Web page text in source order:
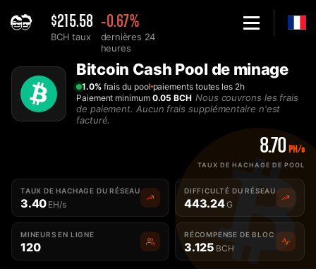
$215.58
BCH taux
-0.67%
dernières 24
heures
Meilleure Pool de minage Bitcoin Cash BCH - 2Miners
Bitcoin Cash Pool de minage
1.0%frais du pool paiements toutes les 2h
Paiement minimum 0.05 BCH Nous couvrons les frais
de paiement. Aucun frais supplémentaire n'est
facturé.
8.70 PH/s
TAUX DE HACHAGE DE POOL
TAUX DE HACHAGE DU RÉSEAU
3.40 EH/s
DIFFICULTÉ DU RÉSEAU
443.24G
MINEURS EN LIGNE
120
RÉCOMPENSE DE BLOC
3.125 BCH